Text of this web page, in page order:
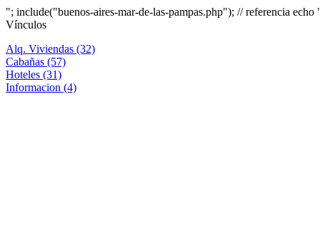
"; include("buenos-aires-mar-de-las-pampas.php"); // referencia echo
Vínculos
Alq. Viviendas (32)
Cabañas (57)
Hoteles (31)
Informacion (4)